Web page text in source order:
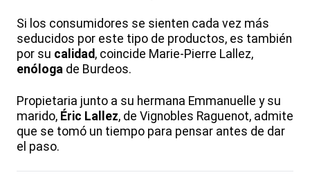
Si los consumidores se sienten cada vez más
seducidos por este tipo de productos, es también
por su calidad, coincide Marie-Pierre Lallez,
enóloga de Burdeos.
Propietaria junto a su hermana Emmanuelle y su
marido, Éric Lallez, de Vignobles Raguenot, admite
que se tomó un tiempo para pensar antes de dar
el paso.